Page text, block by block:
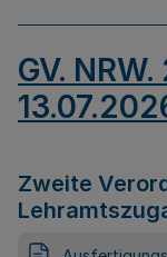
GV.
Zweite